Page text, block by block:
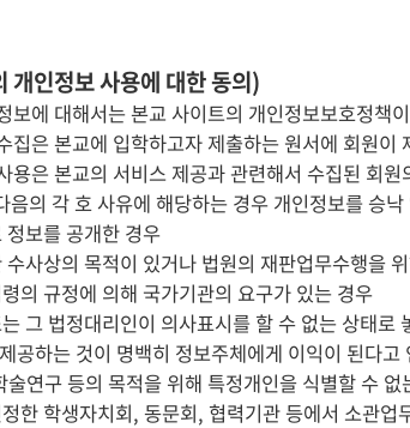
개인정보 사용에 대한 동의)
에 대해서는 본교 사이트의 개인정보보호정책
은 본교에 입학하고자 제출하는 원서에 회원이
은 본교의 서비스 제공과 관련해서 수집된 회
음의 각 호 사유에 해당하는 경우 개인정보를 승
보를 공개한 경우
사상의 목적이 있거나 법원의 재판업무수행을
의 규정에 의해 국가기관의 요구가 있는 경우
그 법정대리인이 의사표시를 할 수 없는 상태로
공하는 것이 명백히 정보주체에게 이익이 된다고
연구 등의 목적을 위해 특정개인을 식별할 수
한 학생자치회, 동문회, 협력기관 등에서 소관업